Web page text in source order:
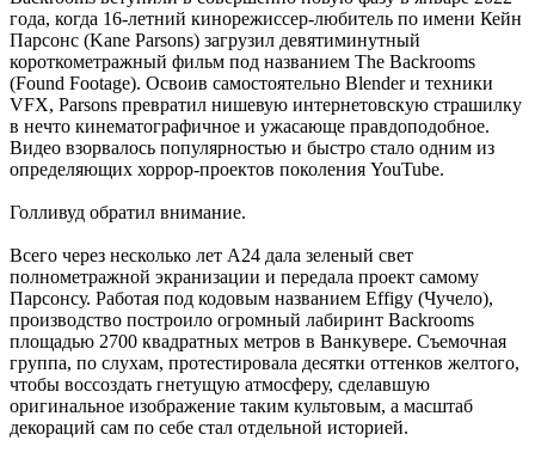
года, когда 16-летний кинорежиссер-любитель по имени Кейн
Парсонс (Kane Parsons) загрузил девятиминутный
короткометражный фильм под названием The Backrooms
(Found Footage). Освоив самостоятельно Blender и техники
VFX, Parsons превратил нишевую интернетовскую страшилку
в нечто кинематографичное и ужасающе правдоподобное.
Видео взорвалось популярностью и быстро стало одним из
определяющих хоррор-проектов поколения YouTube.
Голливуд обратил внимание.
Всего через несколько лет A24 дала зеленый свет
полнометражной экранизации и передала проект самому
Парсонсу. Работая под кодовым названием Effigy (Чучело),
производство построило огромный лабиринт Backrooms
площадью 2700 квадратных метров в Ванкувере. Съемочная
группа, по слухам, протестировала десятки оттенков желтого,
чтобы воссоздать гнетущую атмосферу, сделавшую
оригинальное изображение таким культовым, а масштаб
декораций сам по себе стал отдельной историей.